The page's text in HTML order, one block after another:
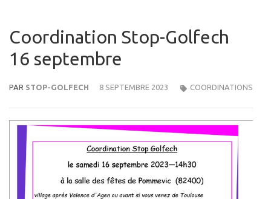
Coordination Stop-Golfech
16 septembre
PAR STOP-GOLFECH 8 SEPTEMBRE 2023 COORDINATIONS